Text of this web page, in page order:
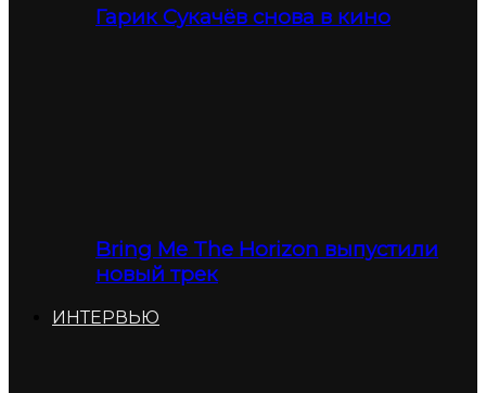
Гарик Сукачёв снова в кино
Bring Me The Horizon выпустили
новый трек
ИНТЕРВЬЮ